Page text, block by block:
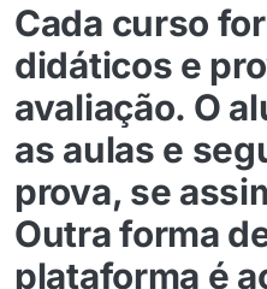
Cada curso
didáticos e
avaliação. O
as aulas e
prova, se
Outra forma
plataforma é